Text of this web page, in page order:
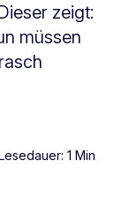
zeigt:
müssen
1 Min